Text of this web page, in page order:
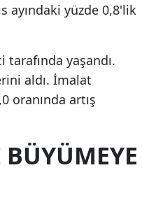
ayındaki yüzde 0,8'lik
yaşandı.
aldı. İmalat
oranında artış